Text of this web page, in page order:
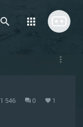
1 546 0 1